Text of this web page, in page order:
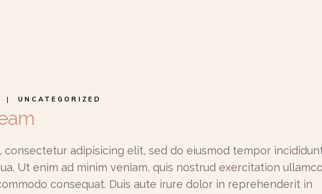
UNCATEGORIZED
consectetur adipisicing elit, sed do eiusmod tempor
Ut enim ad minim veniam, quis nostrud exercitation
consequat. Duis aute irure dolor in reprehenderit in